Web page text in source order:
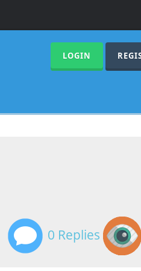
LOGIN
0 Replies